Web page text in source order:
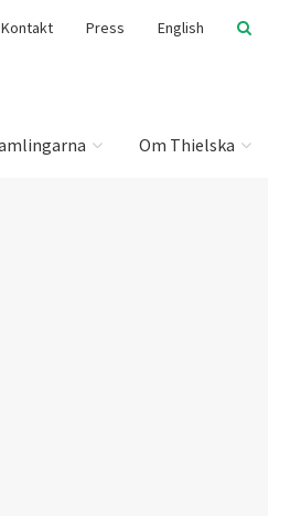
Kontakt Press English
Om Thielska